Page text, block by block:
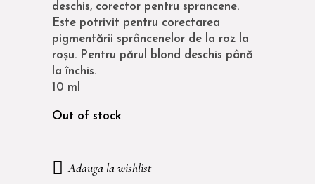
deschis, corector pentru sprancene.
Este potrivit pentru corectarea
pigmentării sprâncenelor de la roz la
roșu. Pentru părul blond deschis până
la închis.
10 ml
Out of stock
Adauga la wishlist